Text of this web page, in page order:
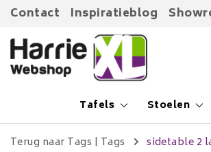
Contact Inspiratieblog
Tafels Stoelen
Terug naar Tags | Tags sidetable 2